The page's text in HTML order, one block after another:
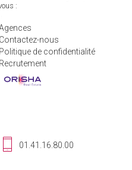
:
Contactez-nous
Politique de confidentialité
Recrutement
01.41.16.80.00